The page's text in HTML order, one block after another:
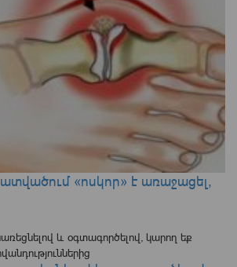
«ոսկոր» է առաջացել,